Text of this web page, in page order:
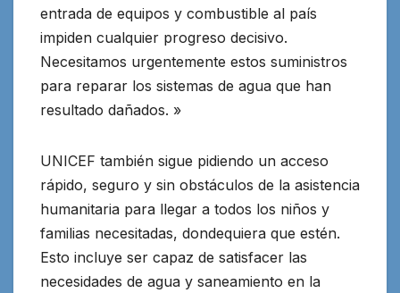
entrada de equipos y combustible al país
impiden cualquier progreso decisivo.
Necesitamos urgentemente estos suministros
para reparar los sistemas de agua que han
resultado dañados. »
UNICEF también sigue pidiendo un acceso
rápido, seguro y sin obstáculos de la asistencia
humanitaria para llegar a todos los niños y
familias necesitadas, dondequiera que estén.
Esto incluye ser capaz de satisfacer las
necesidades de agua y saneamiento en la